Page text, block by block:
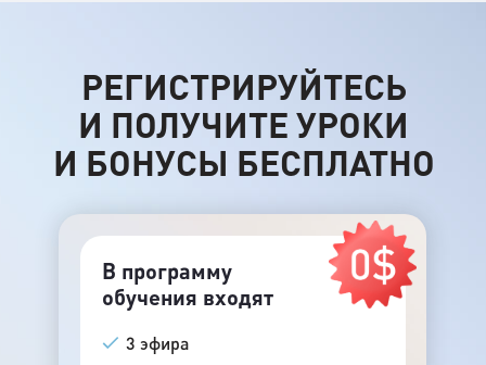
РЕГИСТРИРУЙТЕСЬ
И ПОЛУЧИТЕ УРОКИ
И БОНУСЫ БЕСПЛАТНО
В программу
обучения входят
3 эфира